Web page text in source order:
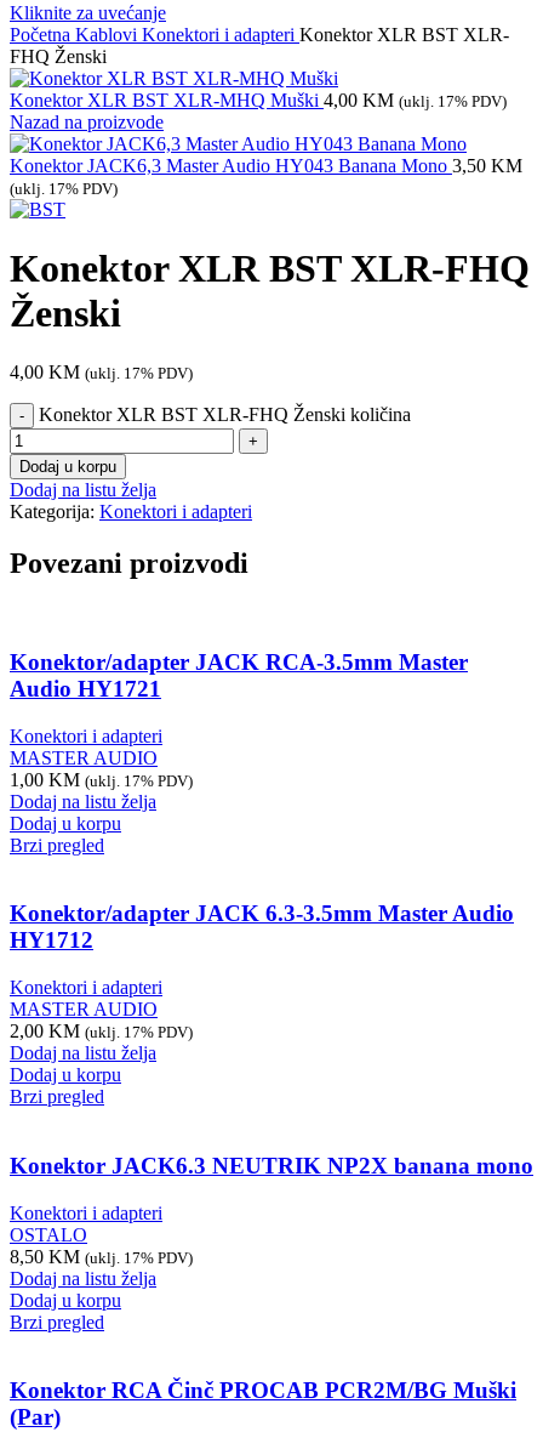
Kliknite za uvećanje
Početna Kablovi Konektori i adapteri Konektor XLR BST XLR-
FHQ Ženski
Konektor XLR BST XLR-MHQ Muški 4,00 KM (uklj. 17% PDV)
Nazad na proizvode
Konektor JACK6,3 Master Audio HY043 Banana Mono 3,50 KM
(uklj. 17% PDV)
Konektor XLR BST XLR-FHQ
Ženski
4,00 KM (uklj. 17% PDV)
Konektor XLR BST XLR-FHQ Ženski količina
Dodaj u korpu
Dodaj na listu želja
Kategorija: Konektori i adapteri
Povezani proizvodi
Konektor/adapter JACK RCA-3.5mm Master
Audio HY1721
Konektori i adapteri
MASTER AUDIO
1,00 KM (uklj. 17% PDV)
Dodaj na listu želja
Dodaj u korpu
Brzi pregled
Konektor/adapter JACK 6.3-3.5mm Master Audio
HY1712
Konektori i adapteri
MASTER AUDIO
2,00 KM (uklj. 17% PDV)
Dodaj na listu želja
Dodaj u korpu
Brzi pregled
Konektor JACK6.3 NEUTRIK NP2X banana mono
Konektori i adapteri
OSTALO
8,50 KM (uklj. 17% PDV)
Dodaj na listu želja
Dodaj u korpu
Brzi pregled
Konektor RCA Činč PROCAB PCR2M/BG Muški
(Par)